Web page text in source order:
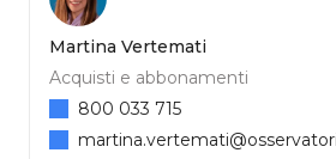
Martina Vertemati
Acquisti e abbonamenti
800 033 715